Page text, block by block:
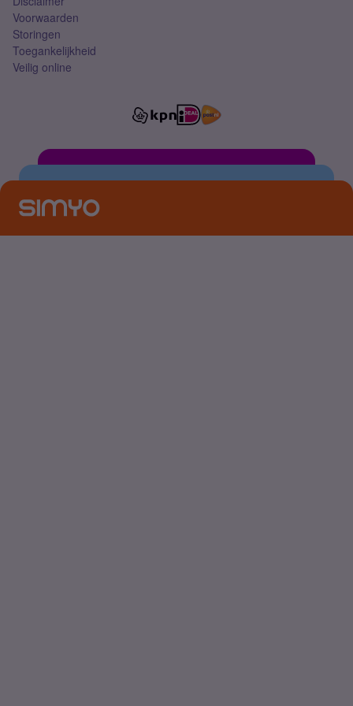
Voorwaarden
Storingen
Toegankelijkheid
Veilig online